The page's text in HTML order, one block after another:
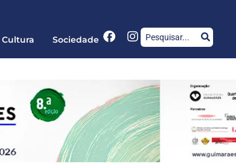
Cultura Sociedade